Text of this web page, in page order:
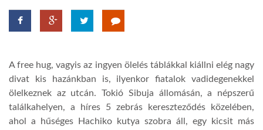
TROPICALMAGAZIN
GLOBOTV
AFRIKA TUDÁSTÁR
A free hug, vagyis az ingyen ölelés táblákkal kiállni elég nagy
divat kis hazánkban is, ilyenkor fiatalok vadidegenekkel
ölelkeznek az utcán. Tokió Sibuja állomásán, a népszerű
találkahelyen, a híres 5 zebrás kereszteződés közelében,
ahol a hűséges Hachiko kutya szobra áll, egy kicsit más